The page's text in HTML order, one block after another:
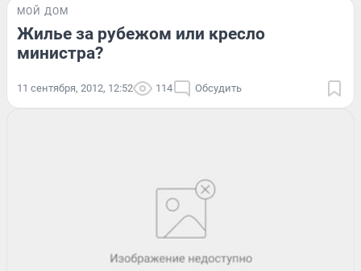
МОЙ ДОМ
Жилье за рубежом или кресло
министра?
11 сентября, 2012, 12:52 114 Обсудить